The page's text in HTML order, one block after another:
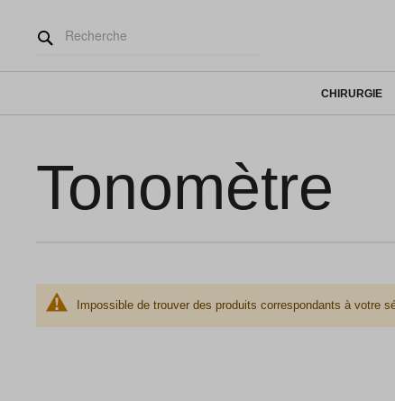
CHIRURGIE
Tonomètre
Impossible de trouver des produits correspondants à votre